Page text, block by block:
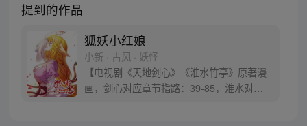
提到的作品
狐妖小红娘
小新 · 古风 · 妖怪
【电视剧《天地剑心》《淮水竹亭》原著漫
画，剑心对应章节指路：39-85，淮水对应